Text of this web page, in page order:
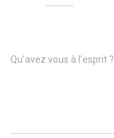
Qu’avez vous à l’esprit ?